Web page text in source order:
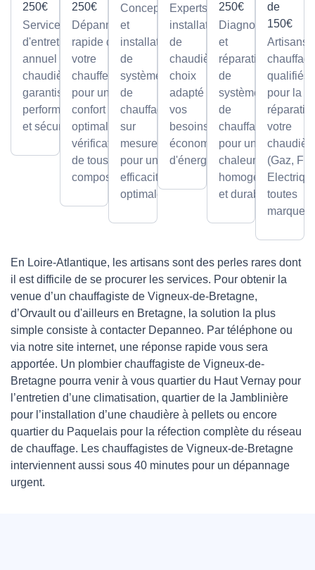
250€
Service
d'entretien
annuel pour
chaudières,
garantissant
performance
et sécurité.
250€
Dépannage
rapide de
votre
chauffe-eau
pour un
confort
optimal avec
vérification
de tous les
composants.
Conception
et
installation
de
systèmes
de
chauffage
sur
mesure,
pour une
efficacité
optimale.
Experts en
installation
de
chaudières,
choix
adapté à
vos
besoins et
économies
d'énergie.
250€
Diagnostic
et
réparation
de
systèmes
de
chauffage
pour une
chaleur
homogène
et durable.
de
150€
Artisans
qualifiés
pour la
votre
(Gaz,
toutes
marques.
En Loire-Atlantique, les artisans sont des perles rares dont
il est difficile de se procurer les services. Pour obtenir la
venue d’un chauffagiste de Vigneux-de-Bretagne,
d’Orvault ou d'ailleurs en Bretagne, la solution la plus
simple consiste à contacter Depanneo. Par téléphone ou
via notre site internet, une réponse rapide vous sera
apportée. Un plombier chauffagiste de Vigneux-de-
Bretagne pourra venir à vous quartier du Haut Vernay pour
l’entretien d’une climatisation, quartier de la Jamblinière
pour l’installation d’une chaudière à pellets ou encore
quartier du Paquelais pour la réfection complète du réseau
de chauffage. Les chauffagistes de Vigneux-de-Bretagne
interviennent aussi sous 40 minutes pour un dépannage
urgent.